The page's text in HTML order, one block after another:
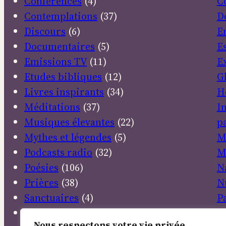
Contemplations (37)
Discours (6)
Documentaires (5)
Emissions TV(11)
Etudes bibliques (12)
Livres inspirants (34)
Méditations (37)
Musiques élevantes (22)
Mythes et légendes (5)
Podcasts radio (32)
Poésies (106)
Prières (38)
Sanctuaires (4)
Textes sacrés(30)